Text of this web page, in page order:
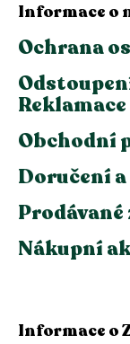
Informace o
Ochrana
Reklamace
Obchodní
Doručení
Nákupní
Informace o